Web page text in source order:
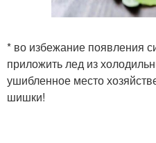
* во избежание появления
приложить лед из
ушибленное место
шишки!